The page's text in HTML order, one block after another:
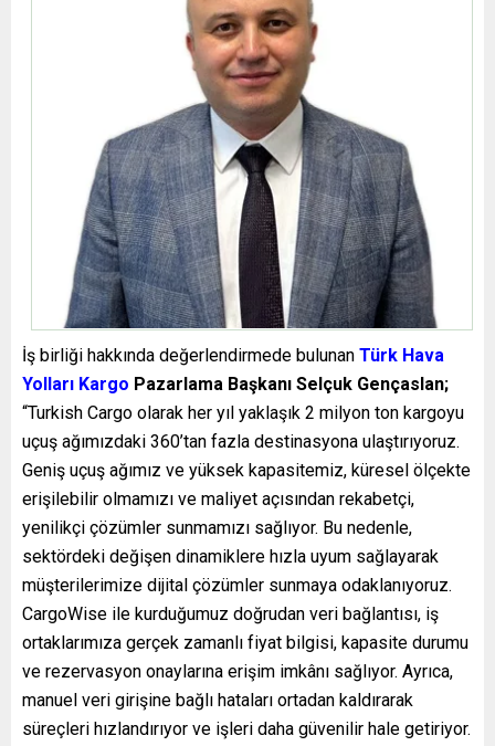
İş birliği hakkında değerlendirmede bulunan Türk Hava
Yolları Kargo Pazarlama Başkanı Selçuk Gençaslan;
“Turkish Cargo olarak her yıl yaklaşık 2 milyon ton kargoyu
uçuş ağımızdaki 360’tan fazla destinasyona ulaştırıyoruz.
Geniş uçuş ağımız ve yüksek kapasitemiz, küresel ölçekte
erişilebilir olmamızı ve maliyet açısından rekabetçi,
yenilikçi çözümler sunmamızı sağlıyor. Bu nedenle,
sektördeki değişen dinamiklere hızla uyum sağlayarak
müşterilerimize dijital çözümler sunmaya odaklanıyoruz.
CargoWise ile kurduğumuz doğrudan veri bağlantısı, iş
ortaklarımıza gerçek zamanlı fiyat bilgisi, kapasite durumu
ve rezervasyon onaylarına erişim imkânı sağlıyor. Ayrıca,
manuel veri girişine bağlı hataları ortadan kaldırarak
süreçleri hızlandırıyor ve işleri daha güvenilir hale getiriyor.